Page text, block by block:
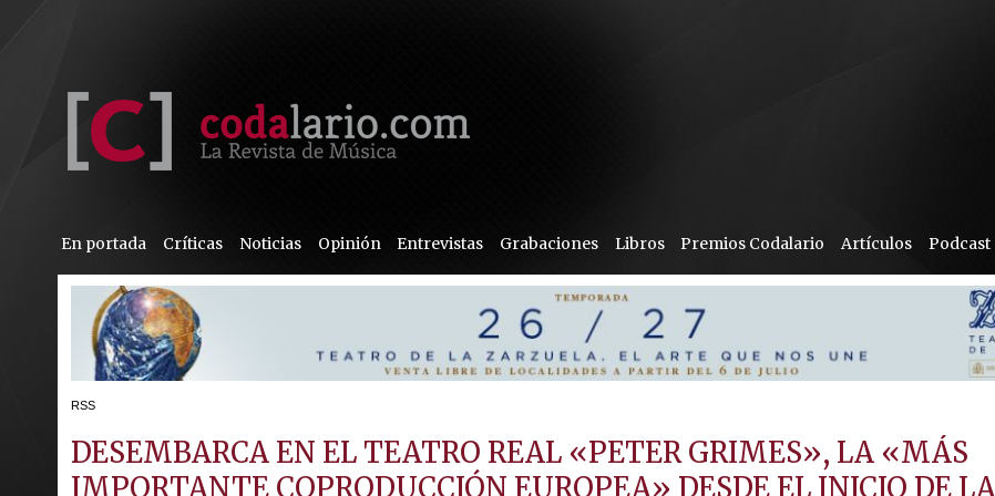
En portada Críticas Noticias Opinión Entrevistas Grabaciones Libros Premios Codalario Artículos Podcast
RSS
DESEMBARCA EN EL TEATRO REAL «PETER GRIMES», LA «MÁS
IMPORTANTE COPRODUCCIÓN EUROPEA» DESDE EL INICIO DE LA